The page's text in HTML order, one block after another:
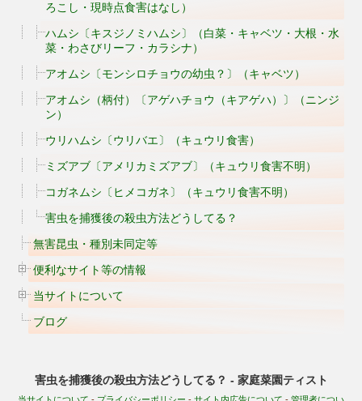
ろこし・現時点食害はなし）
ハムシ〔キスジノミハムシ〕（白菜・キャベツ・大根・水
菜・わさびリーフ・カラシナ）
アオムシ〔モンシロチョウの幼虫？〕（キャベツ）
アオムシ（柄付）〔アゲハチョウ（キアゲハ）〕（ニンジ
ン）
ウリハムシ〔ウリバエ〕（キュウリ食害）
ミズアブ〔アメリカミズアブ〕（キュウリ食害不明）
コガネムシ〔ヒメコガネ〕（キュウリ食害不明）
害虫を捕獲後の殺虫方法どうしてる？
無害昆虫・種別未同定等
便利なサイト等の情報
当サイトについて
ブログ
害虫を捕獲後の殺虫方法どうしてる？ - 家庭菜園ティスト